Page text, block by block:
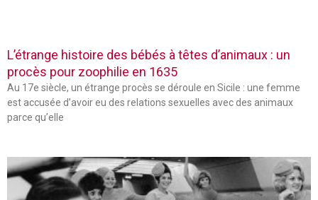
L’étrange histoire des bébés à têtes d’animaux : un
procès pour zoophilie en 1635
Au 17e siècle, un étrange procès se déroule en Sicile : une femme
est accusée d’avoir eu des relations sexuelles avec des animaux
parce qu’elle